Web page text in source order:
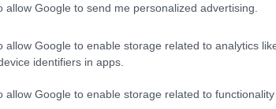
allow Google to send me personalized advertising.
allow Google to enable storage related to analytics
identifiers in apps.
allow Google to enable storage related to
di GalluraOggi.it